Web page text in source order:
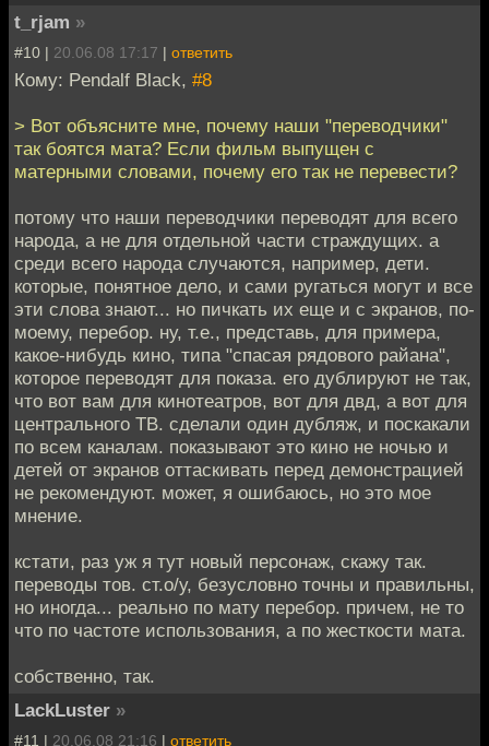
t_rjam »
#10 | 20.06.08 17:17 | ответить
Кому: Pendalf Black, #8
> Вот объясните мне, почему наши "переводчики"
так боятся мата? Если фильм выпущен с
матерными словами, почему его так не перевести?
потому что наши переводчики переводят для всего
народа, а не для отдельной части страждущих. а
среди всего народа случаются, например, дети.
которые, понятное дело, и сами ругаться могут и все
эти слова знают... но пичкать их еще и с экранов, по-
моему, перебор. ну, т.е., представь, для примера,
какое-нибудь кино, типа "спасая рядового райана",
которое переводят для показа. его дублируют не так,
что вот вам для кинотеатров, вот для двд, а вот для
центрального ТВ. сделали один дубляж, и поскакали
по всем каналам. показывают это кино не ночью и
детей от экранов оттаскивать перед демонстрацией
не рекомендуют. может, я ошибаюсь, но это мое
мнение.
кстати, раз уж я тут новый персонаж, скажу так.
переводы тов. ст.о/у, безусловно точны и правильны,
но иногда... реально по мату перебор. причем, не то
что по частоте использования, а по жесткости мата.
собственно, так.
LackLuster »
#11 | 20.06.08 21:16 | ответить